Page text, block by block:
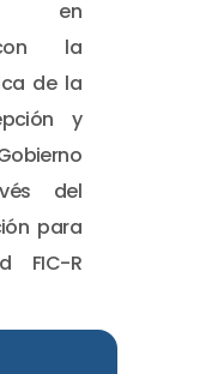
en
la
de la
y
del
para
FIC-R